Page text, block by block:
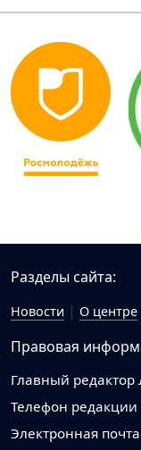
Разделы сайта:
Новости О центре
Правовая
Главный редактор
Телефон редакции
Электронная